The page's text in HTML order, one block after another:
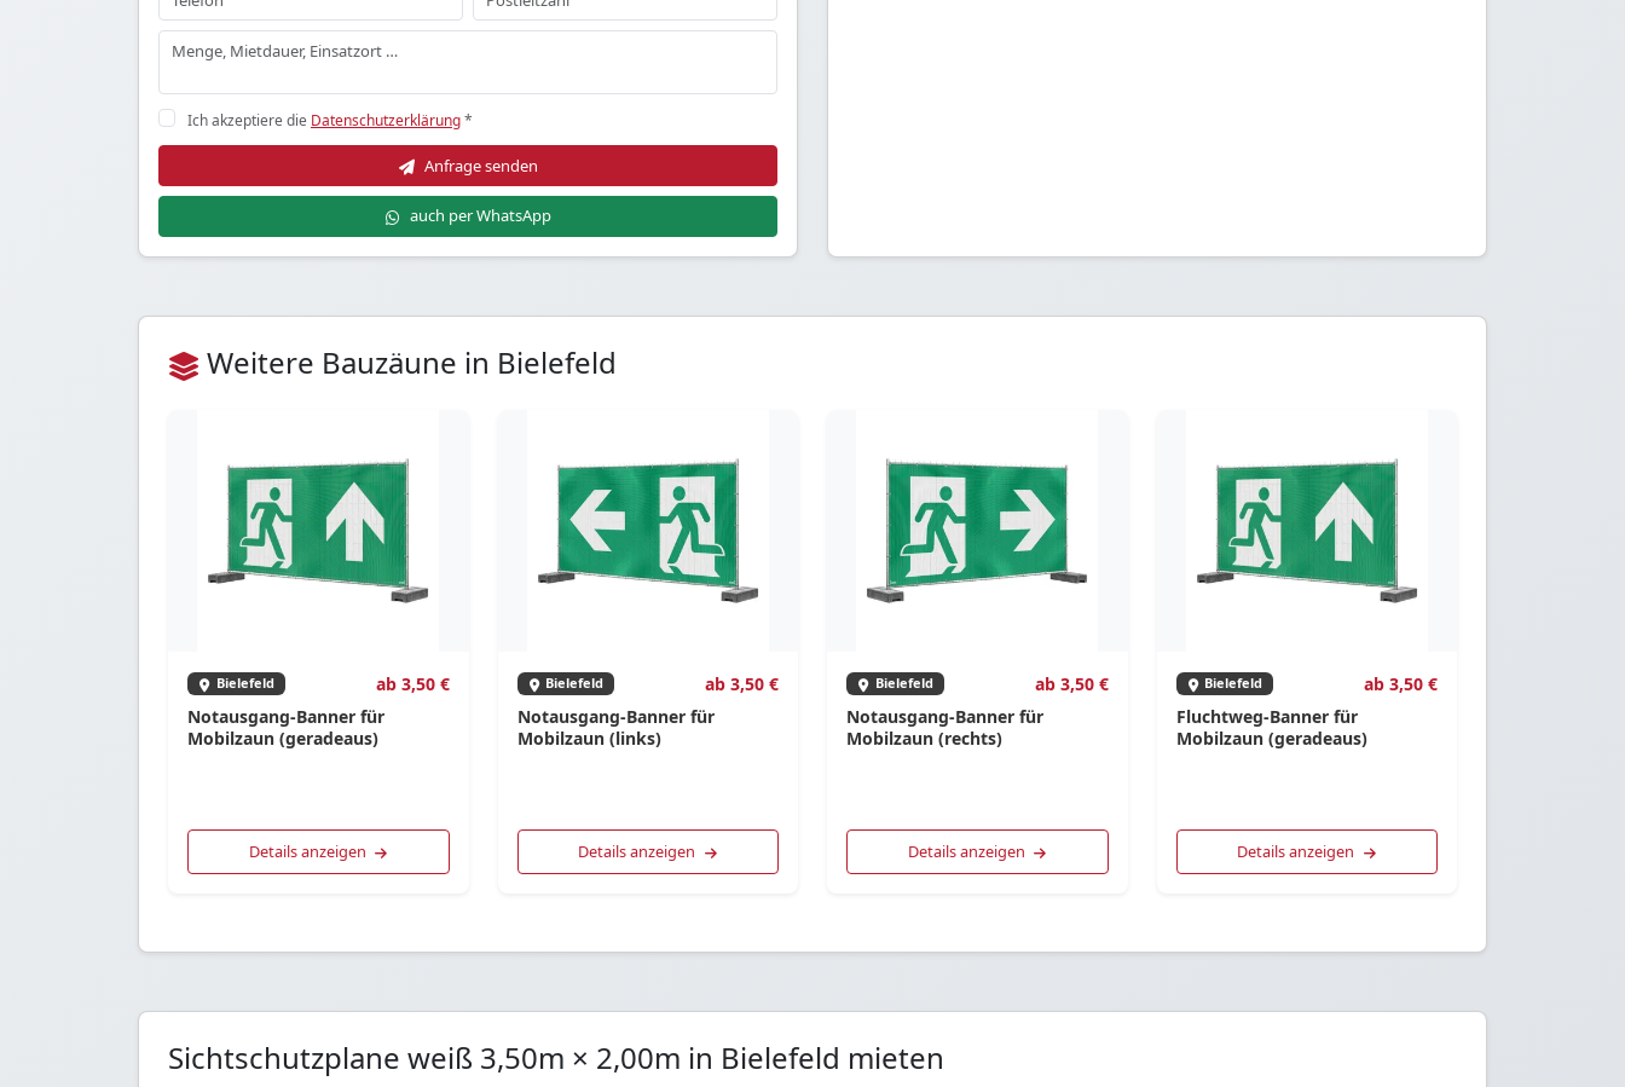
Ich akzeptiere die Datenschutzerklärung*
Anfrage senden
auch per WhatsApp
Weitere Bauzäune in Bielefeld
Bielefeld
ab 3,50 €
Notausgang-Banner für
Mobilzaun (geradeaus)
Details anzeigen
Bielefeld
ab 3,50 €
Notausgang-Banner für
Mobilzaun (links)
Details anzeigen
Bielefeld
ab 3,50 €
Notausgang-Banner für
Mobilzaun (rechts)
Details anzeigen
Bielefeld
ab 3,50 €
Fluchtweg-Banner für
Mobilzaun (geradeaus)
Details anzeigen
Sichtschutzplane weiß 3,50m × 2,00m in Bielefeld mieten